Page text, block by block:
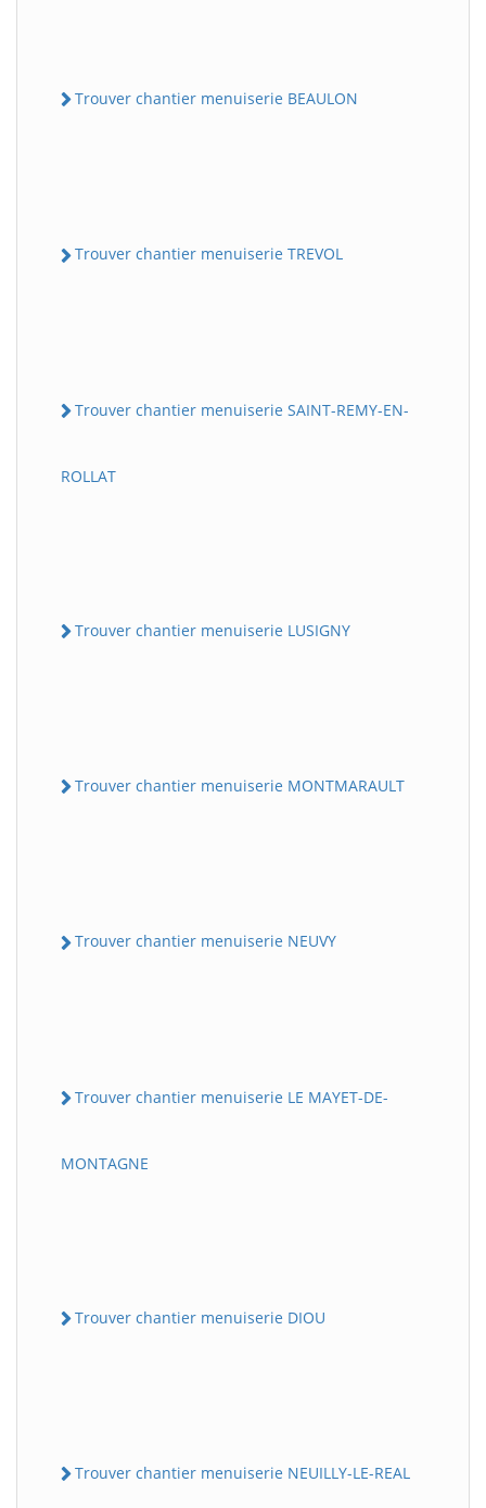
Trouver chantier menuiserie BEAULON
Trouver chantier menuiserie TREVOL
Trouver chantier menuiserie SAINT-REMY-EN-
ROLLAT
Trouver chantier menuiserie LUSIGNY
Trouver chantier menuiserie MONTMARAULT
Trouver chantier menuiserie NEUVY
Trouver chantier menuiserie LE MAYET-DE-
MONTAGNE
Trouver chantier menuiserie DIOU
Trouver chantier menuiserie NEUILLY-LE-REAL